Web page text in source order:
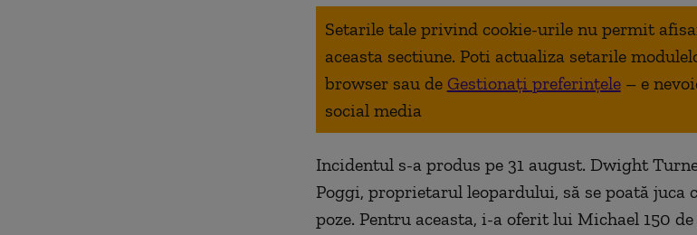
Setarile tale privind cookie-urile nu permit
aceasta sectiune. Poti actualiza setarile
browser sau de Gestionați preferințele – e
social media
Incidentul s-a produs pe 31 august. Dwight
Poggi, proprietarul leopardului, să se poată juca
poze. Pentru aceasta, i-a oferit lui Michael 150